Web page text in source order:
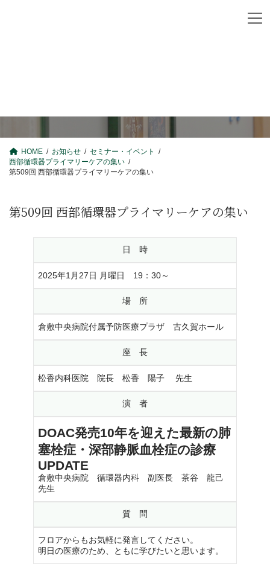
キ
プ
に
動
HOME お知らせ
セミナー・イベント
西部循環器プライマリーケアの集い
第509回 西部循環器プライマリーケアの集い
第509回 西部循環器プライマリーケアの集い
日 時
2025年1月27日 月曜日 19：30～
場 所
倉敷中央病院付属予防医療プラザ 古久賀ホール
座 長
松香内科医院 院長 松香 陽子 先生
演 者
DOAC発売10年を迎えた最新の肺
塞栓症・深部静脈血栓症の診療
UPDATE
倉敷中央病院 循環器内科 副医長 茶谷 龍己
先生
質 問
フロアからもお気軽に発言してください。
明日の医療のため、ともに学びたいと思います。